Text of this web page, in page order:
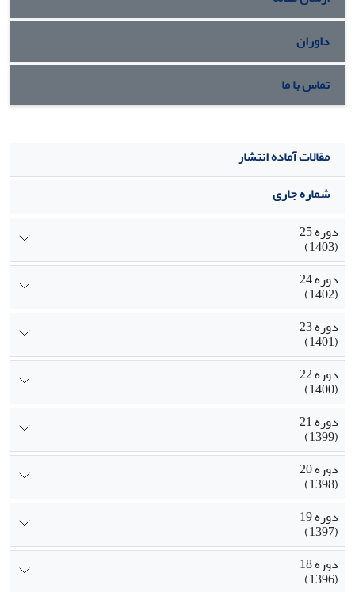
داوران
تماس با ما
مقالات آماده انتشار
شماره جاری
دوره 25
(1403)
دوره 24
(1402)
دوره 23
(1401)
دوره 22
(1400)
دوره 21
(1399)
دوره 20
(1398)
دوره 19
(1397)
دوره 18
(1396)